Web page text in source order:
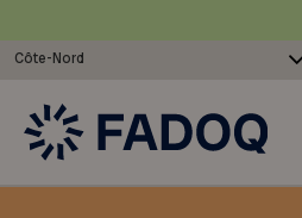
Côte-Nord